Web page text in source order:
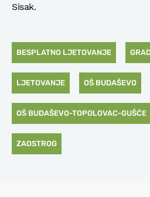
Sisak.
BESPLATNO LJETOVANJE
LJETOVANJE OŠ BUDAŠEVO
OŠ BUDAŠEVO-TOPOLOVAC-GUŠĆE
ZAOSTROG